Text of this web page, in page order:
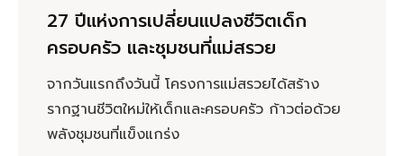
27 ปีแห่งการเปลี่ยนแปลงชีวิตเด็ก
ครอบครัว และชุมชนที่แม่สรวย
จากวันแรกถึงวันนี้ โครงการแม่สรวยได้สร้าง
รากฐานชีวิตใหม่ให้เด็กและครอบครัว ก้าวต่อด้วย
พลังชุมชนที่แข็งแกร่ง